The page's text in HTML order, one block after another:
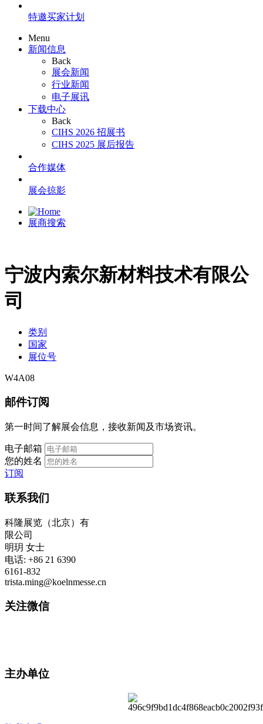
特邀买家计划
Menu
新闻信息
Back
展会新闻
行业新闻
电子展讯
下载中心
Back
CIHS 2026 招展书
CIHS 2025 展后报告
合作媒体
展会掠影
展商搜索
宁波内索尔新材料技术有限公
司
类别
国家
展位号
W4A08
邮件订阅
第一时间了解展会信息，接收新闻及市场资讯。
电子邮箱
您的姓名
订阅
联系我们
科隆展览（北京）有
限公司
明玥 女士
电话: +86 21 6390
6161-832
trista.ming@koelnmesse.cn
关注微信
主办单位